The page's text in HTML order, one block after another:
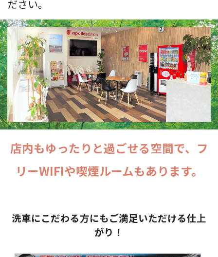
ださい。
店内もゆったりと過ごせる空間で、フ
リーWIFIや喫煙ルームもあります。
洗車にこだわる方にもご満足いただける仕上
がり！